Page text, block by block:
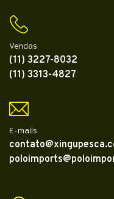
Vendas
(11) 3227-8032
(11) 3313-4827
E-mails